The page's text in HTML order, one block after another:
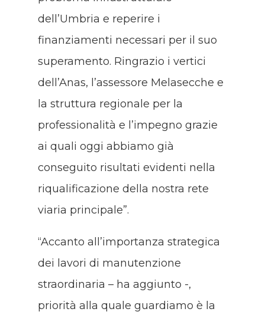
dell’Umbria e reperire i
finanziamenti necessari per il suo
superamento. Ringrazio i vertici
dell’Anas, l’assessore Melasecche e
la struttura regionale per la
professionalità e l’impegno grazie
ai quali oggi abbiamo già
conseguito risultati evidenti nella
riqualificazione della nostra rete
viaria principale”.
“Accanto all’importanza strategica
dei lavori di manutenzione
straordinaria – ha aggiunto -,
priorità alla quale guardiamo è la